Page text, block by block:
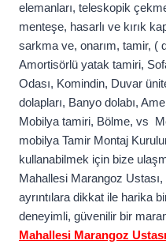
elemanları, teleskopik
menteşe, hasarlı ve kırık
sarkma ve, onarım, tamir, (
Amortisörlü yatak tamiri,
Odası, Komindin, Duvar
dolapları, Banyo dolabı,
Mobilya tamiri, Bölme, vs
mobilya Tamir Montaj
kullanabilmek için bize
Mahallesi Marangoz
ayrıntılara dikkat ile harika
deneyimli, güvenilir bir
Mahallesi Marangoz Ustası